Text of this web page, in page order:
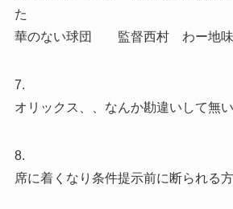
た
華のない球団 監督西村 わー地味
7.
オリックス、、なんか勘違いして無
8.
席に着くなり条件提示前に断られる